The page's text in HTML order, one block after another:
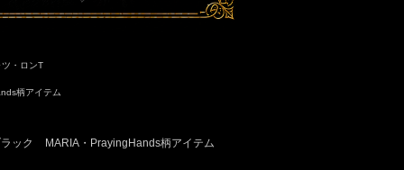
ツ・ロンT
柄アイテム
ック MARIA・PrayingHands柄アイテム